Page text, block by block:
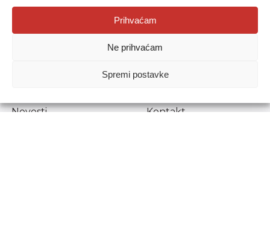
Prihvaćam
Ne prihvaćam
Spremi postavke
Agencija za odgoj i obrazovanje
Donje Svetice 38, 10000 Zagreb
1778129
Prenošenje sadržaja dopušteno je uz navođenje izvora.
Novosti
Kontakt